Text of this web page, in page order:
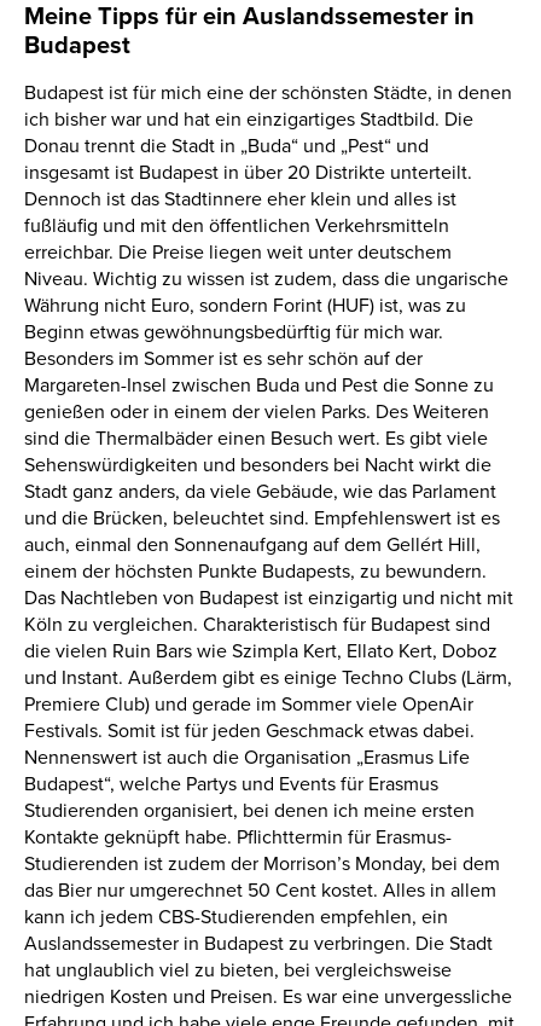
Meine Tipps für ein Auslandssemester in
Budapest
Budapest ist für mich eine der schönsten Städte, in denen
ich bisher war und hat ein einzigartiges Stadtbild. Die
Donau trennt die Stadt in „Buda“ und „Pest“ und
insgesamt ist Budapest in über 20 Distrikte unterteilt.
Dennoch ist das Stadtinnere eher klein und alles ist
fußläufig und mit den öffentlichen Verkehrsmitteln
erreichbar. Die Preise liegen weit unter deutschem
Niveau. Wichtig zu wissen ist zudem, dass die ungarische
Währung nicht Euro, sondern Forint (HUF) ist, was zu
Beginn etwas gewöhnungsbedürftig für mich war.
Besonders im Sommer ist es sehr schön auf der
Margareten-Insel zwischen Buda und Pest die Sonne zu
genießen oder in einem der vielen Parks. Des Weiteren
sind die Thermalbäder einen Besuch wert. Es gibt viele
Sehenswürdigkeiten und besonders bei Nacht wirkt die
Stadt ganz anders, da viele Gebäude, wie das Parlament
und die Brücken, beleuchtet sind. Empfehlenswert ist es
auch, einmal den Sonnenaufgang auf dem Gellért Hill,
einem der höchsten Punkte Budapests, zu bewundern.
Das Nachtleben von Budapest ist einzigartig und nicht mit
Köln zu vergleichen. Charakteristisch für Budapest sind
die vielen Ruin Bars wie Szimpla Kert, Ellato Kert, Doboz
und Instant. Außerdem gibt es einige Techno Clubs (Lärm,
Premiere Club) und gerade im Sommer viele OpenAir
Festivals. Somit ist für jeden Geschmack etwas dabei.
Nennenswert ist auch die Organisation „Erasmus Life
Budapest“, welche Partys und Events für Erasmus
Studierenden organisiert, bei denen ich meine ersten
Kontakte geknüpft habe. Pflichttermin für Erasmus-
Studierenden ist zudem der Morrison’s Monday, bei dem
das Bier nur umgerechnet 50 Cent kostet. Alles in allem
kann ich jedem CBS-Studierenden empfehlen, ein
Auslandssemester in Budapest zu verbringen. Die Stadt
hat unglaublich viel zu bieten, bei vergleichsweise
niedrigen Kosten und Preisen. Es war eine unvergessliche